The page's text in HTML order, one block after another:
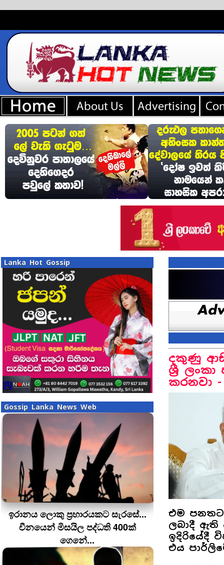
Lanka Hot Gossip
Gossip Lanka News Web
ඉරානය ලොකු ප‍්‍රහාරයකට සැරසේ...
චීනයෙන් මිසයිල පද්ධති 400ක්
ගෙනේ...
දකුණු
ශ්‍රී
කරනවා
එම පනතට
ලබාදී ඇති
ඉදිරියේදී
එය